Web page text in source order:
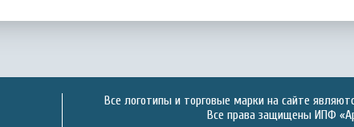
Все логотипы и торговые марки на сайте
Все права защищены ИПФ